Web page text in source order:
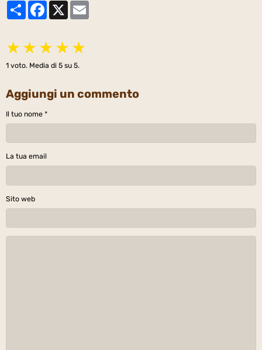
PartagerFacebook
★ ★ ★ ★ ★
1 voto. Media di 5 su 5.
Aggiungi un commento
Il tuo nome
La tua email
Sito web